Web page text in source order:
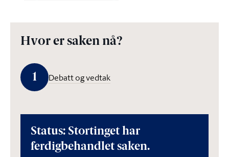
Hvor er saken nå?
1 Debatt og vedtak
Status: Stortinget har
ferdigbehandlet saken.